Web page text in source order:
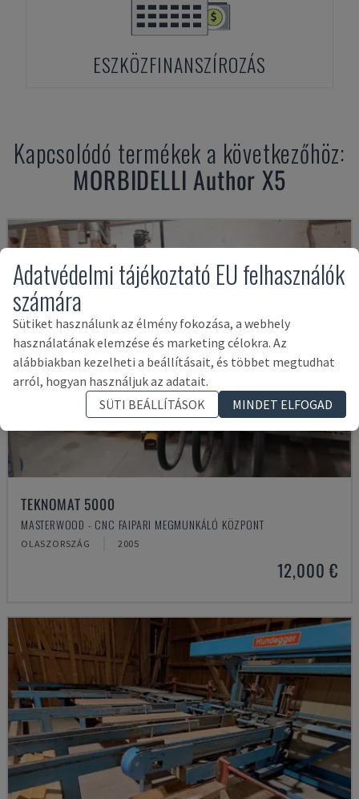
ESZKÖZFINANSZÍROZÁS
Kapcsolódó termékek a következőhöz:
MORBIDELLI Author X5
TEKNOMAT 5000
MASTERWOOD - CNC FAIPARI MEGMUNKÁLÓ KÖZPONT
OLASZORSZÁG 2005
12,000 €
Adatvédelmi tájékoztató EU felhasználók
számára
Sütiket használunk az élmény fokozása, a webhely
használatának elemzése és marketing célokra. Az
alábbiakban kezelheti a beállításait, és többet megtudhat
arról, hogyan használjuk az adatait.
SÜTI BEÁLLÍTÁSOK
MINDET ELFOGAD